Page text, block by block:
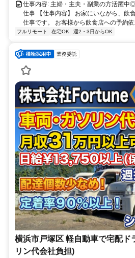
仕事内容: 主婦・主夫・副業の方活躍中
仕事 【仕事内容】 お家にいながら、飲
仕事です。 お客様から飲食店への予約
フルリモート 在宅OK 週2・3日からOK
業務委託
横浜市戸塚区 軽自動車で宅配ド
リン代会社負担)